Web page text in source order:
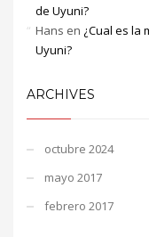
de Uyuni?
Hans en ¿Cual es la
Uyuni?
ARCHIVES
octubre 2024
mayo 2017
febrero 2017